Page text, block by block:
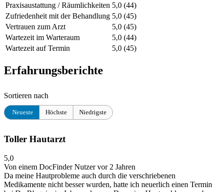
Praxisaustattung / Räumlichkeiten 5,0 (44)
Zufriedenheit mit der Behandlung 5,0 (45)
Vertrauen zum Arzt
5,0 (45)
Wartezeit im Warteraum
5,0 (44)
Wartezeit auf Termin
5,0 (45)
Erfahrungsberichte
Sortieren nach
Neueste Höchste Niedrigste
Toller Hautarzt
5,0
Von einem DocFinder Nutzervor 2 Jahren
Da meine Hautprobleme auch durch die verschriebenen
Medikamente nicht besser wurden, hatte ich neuerlich einen Termin